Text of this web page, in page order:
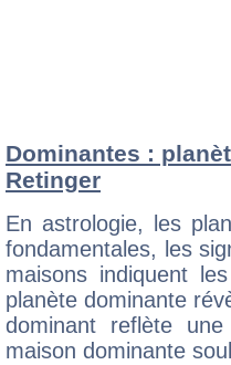
Dominantes :
Retinger
En astrologie, les
fondamentales, les
maisons indiquent
planète dominante
dominant reflète
maison dominante